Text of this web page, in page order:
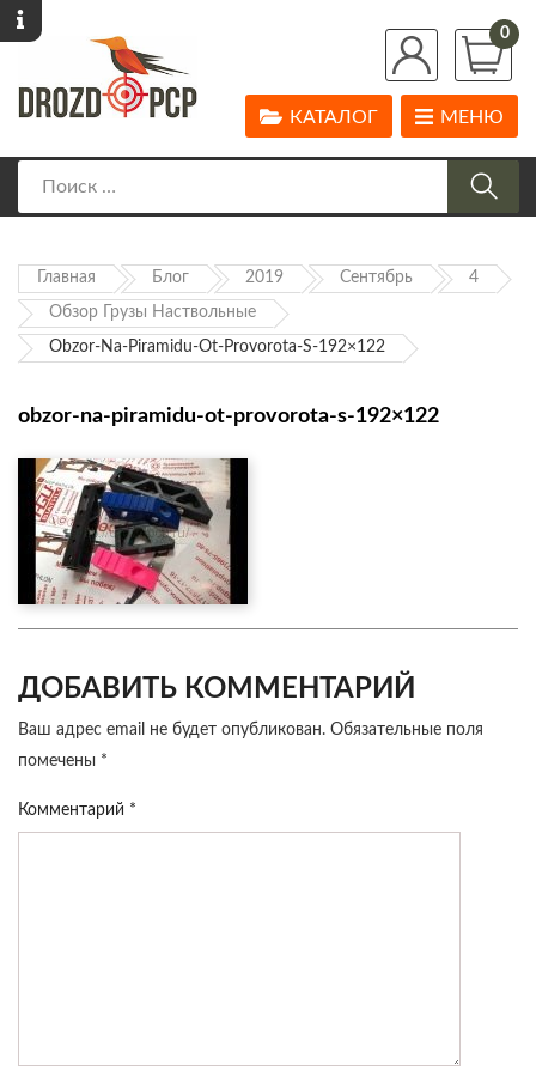
0
МЕНЮ
КАТАЛОГ
Главная Блог 2019 Сентябрь 4
Обзор Грузы Наствольные
Obzor-Na-Piramidu-Ot-Provorota-S-192×122
obzor-na-piramidu-ot-provorota-s-192×122
ДОБАВИТЬ КОММЕНТАРИЙ
Ваш адрес email не будет опубликован. Обязательные поля
помечены *
Комментарий *